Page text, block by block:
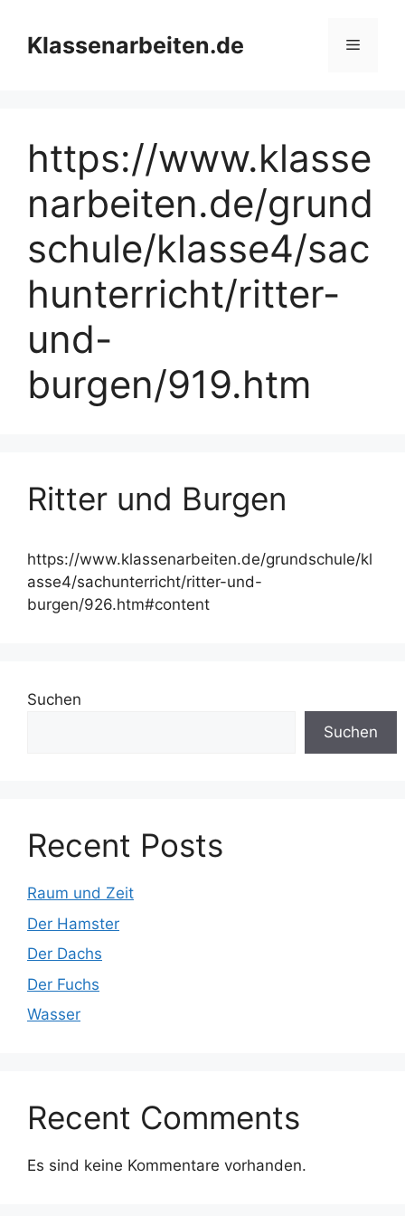
Inhalt
springenKlassenarbeiten.de Menü
https://www.klasse
narbeiten.de/grund
schule/klasse4/sac
hunterricht/ritter-
und-
burgen/919.htm
Ritter und Burgen
https://www.klassenarbeiten.de/grundschule/kl
asse4/sachunterricht/ritter-und-
burgen/926.htm#content
Suchen
Suchen
Recent Posts
Raum und Zeit
Der Hamster
Der Dachs
Der Fuchs
Wasser
Recent Comments
Es sind keine Kommentare vorhanden.